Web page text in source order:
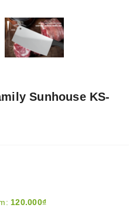
Sunhouse KS-
120.000₫